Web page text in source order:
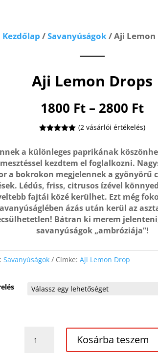
Kezdőlap /Savanyúságok/ Aji Lemon
Aji Lemon Drops
1800 Ft – 2800 Ft
-
ből,
értékelés
alapján
(2vásárlói értékelés)
a különleges paprikának
kezdtem el foglalkozni.
a bokrokon megjelennek a gyönyörű
Lédús, friss, citrusos ízével
fajtái közé kerülhet. Ezt még
ázás után kerül az
Bátran ki merem
savanyúságok „ambróziája”!
Savanyúságok Címke: Aji Lemon Drop
Lemon
Kosárba teszem